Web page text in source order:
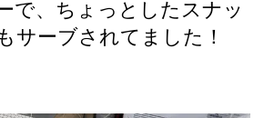
で、ちょっとしたスナッ
サーブされてました！